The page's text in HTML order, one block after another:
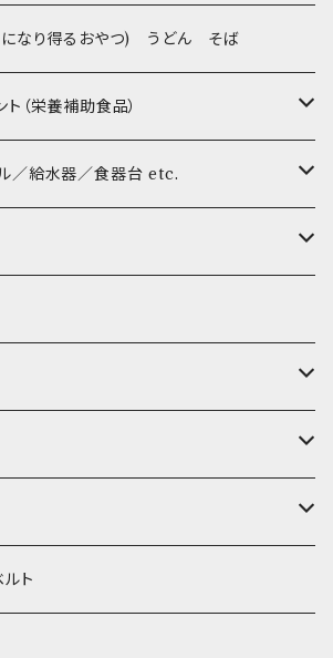
_ ハーネス&リードセット
_ 首輪
超小型犬･幼犬用）
伸縮リード)
リース
&ホワイトデー
になり得るおやつ) うどん そば
（栄養補助食品）
／給水器／食器台 etc.
ト